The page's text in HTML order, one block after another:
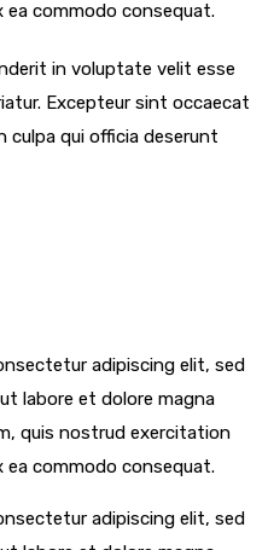
ea commodo consequat.
in voluptate velit esse
Excepteur sint occaecat
qui officia deserunt
adipiscing elit, sed
labore et dolore magna
quis nostrud exercitation
ea commodo consequat.
adipiscing elit, sed